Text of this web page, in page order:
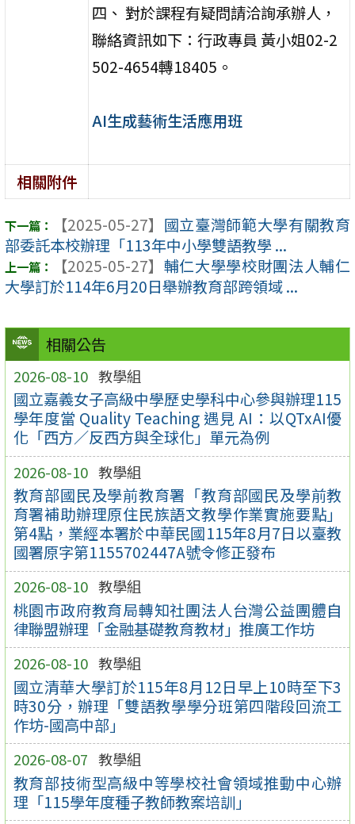
相關公告
2026-08-10 教學組
國立嘉義女子高級中學歷史學科中心參與辦理115
學年度當 Quality Teaching 遇見 AI：以QTxAI優
化「西方／反西方與全球化」單元為例
2026-08-10 教學組
教育部國民及學前教育署「教育部國民及學前教
育署補助辦理原住民族語文教學作業實施要點」
第4點，業經本署於中華民國115年8月7日以臺教
國署原字第1155702447A號令修正發布
2026-08-10 教學組
桃園市政府教育局轉知社團法人台灣公益團體自
律聯盟辦理「金融基礎教育教材」推廣工作坊
2026-08-10 教學組
國立清華大學訂於115年8月12日早上10時至下3
時30分，辦理「雙語教學學分班第四階段回流工
作坊-國高中部」
2026-08-07 教學組
教育部技術型高級中等學校社會領域推動中心辦
理「115學年度種子教師教案培訓」
四、 對於課程有疑問請洽詢承辦人，
聯絡資訊如下：行政專員 黃小姐02-2
502-4654轉18405。
AI生成藝術生活應用班
相關附件
【2025-05-27】 國立臺灣師範大學有關教育
部委託本校辦理「113年中小學雙語教學 ...
【2025-05-27】 輔仁大學學校財團法人輔仁
大學訂於114年6月20日舉辦教育部跨領域 ...